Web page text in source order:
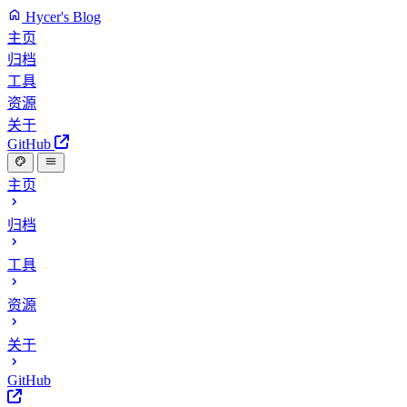
Hycer's Blog
主页
归档
工具
资源
关于
GitHub
主页
归档
工具
资源
关于
GitHub